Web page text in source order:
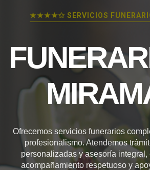
★★★★✩ SERVICIOS
Ofrecemos servicios funerarios
profesionalismo. Atendemos
personalizadas y asesoría integral,
acompañamiento respetuoso y